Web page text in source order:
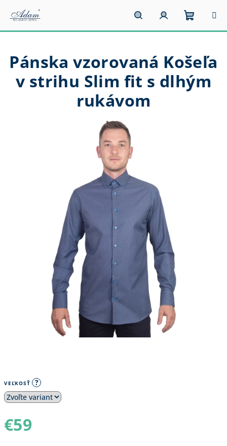
obsah
HľadaťPrihlásenie
košík
VEĽKOSŤ ?
€59
Pánska vzorovaná Košeľa
v strihu Slim fit s dlhým
rukávom